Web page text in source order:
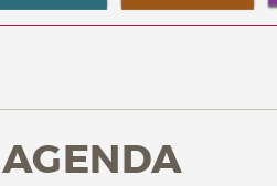
AGENDA